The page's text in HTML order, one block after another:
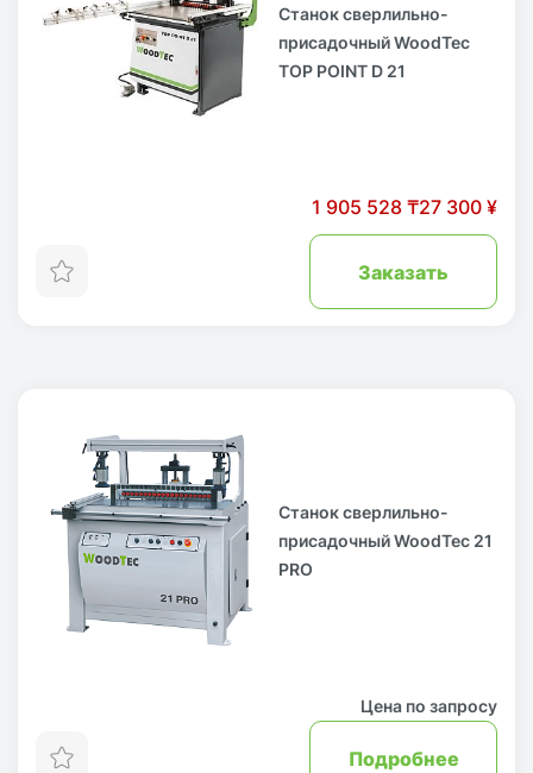
Станок сверлильно-
присадочный WoodTec
TOP POINT D 21
1 905 528 ₸27 300 ¥
Заказать
Станок сверлильно-
присадочный WoodTec 21
PRO
Цена по запросу
Подробнее